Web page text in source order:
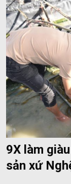
9X làm
sản xứ